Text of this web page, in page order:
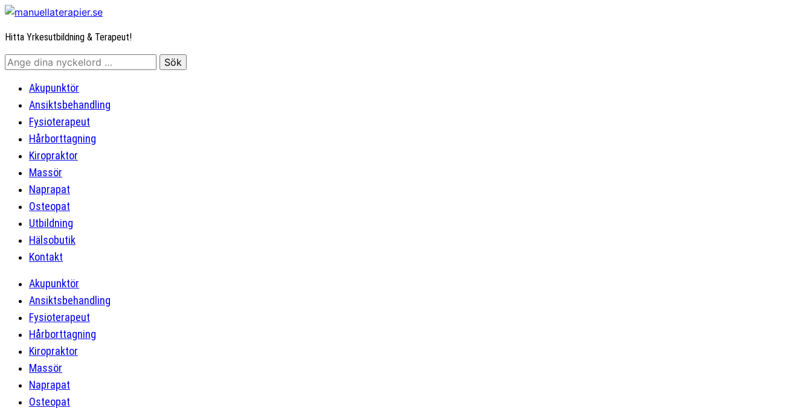
Hitta Yrkesutbildning & Terapeut!
Akupunktör
Ansiktsbehandling
Fysioterapeut
Hårborttagning
Kiropraktor
Massör
Naprapat
Osteopat
Utbildning
Hälsobutik
Kontakt
Akupunktör
Ansiktsbehandling
Fysioterapeut
Hårborttagning
Kiropraktor
Massör
Naprapat
Osteopat